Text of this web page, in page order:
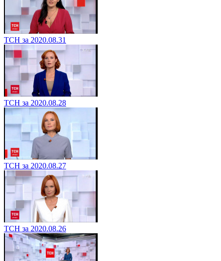
ТСН за 2020.08.31
ТСН за 2020.08.28
ТСН за 2020.08.27
ТСН за 2020.08.26